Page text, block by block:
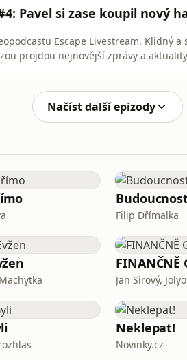
Pavel si zase koupil nový
Escape Livestream. Klidný a
projdou nejnovější zprávy a
Načíst další epizody
Filip Dřímalka
Jan Sirový,
Neklepat!
Novinky.cz